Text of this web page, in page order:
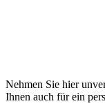
Nehmen Sie hier
Ihnen auch für ein